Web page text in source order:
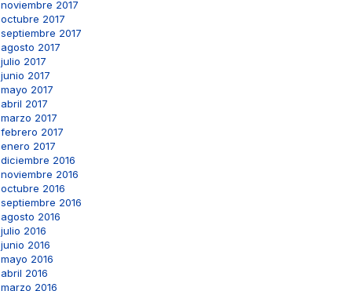
noviembre 2017
octubre 2017
septiembre 2017
agosto 2017
julio 2017
junio 2017
mayo 2017
abril 2017
marzo 2017
febrero 2017
enero 2017
diciembre 2016
noviembre 2016
octubre 2016
septiembre 2016
agosto 2016
julio 2016
junio 2016
mayo 2016
abril 2016
marzo 2016